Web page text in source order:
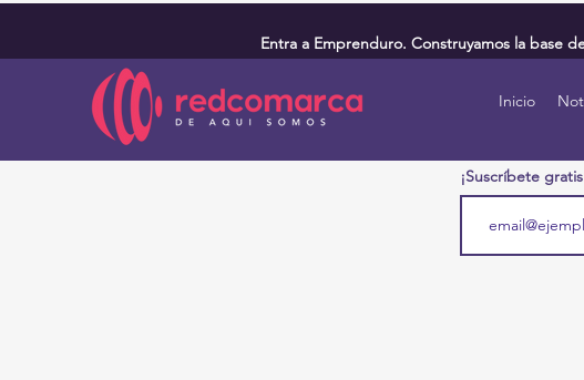
Entra a Emprenduro. Construyamos la base
Inicio
¡Suscríbete